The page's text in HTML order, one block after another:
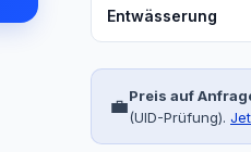
Entwässerung
💼Preis auf
(UID-Prüfung).